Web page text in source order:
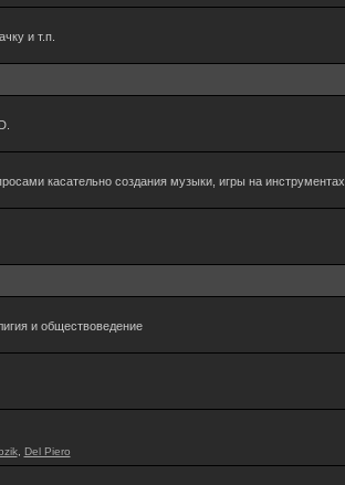
и т.п.
касательно создания музыки, игры на инструментах.
и обществоведение
, Del Piero